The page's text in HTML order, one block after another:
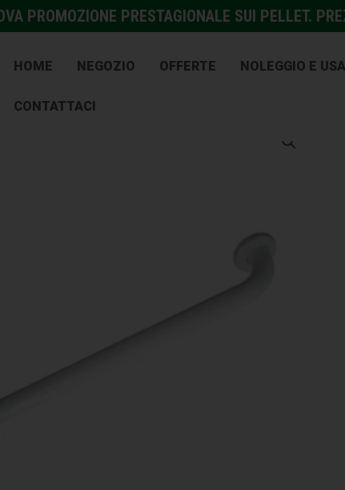
PROMOZIONE PRESTAGIONALE SUI PELLET.
HOME NEGOZIO OFFERTE NOLEGGIO E
CONTATTACI